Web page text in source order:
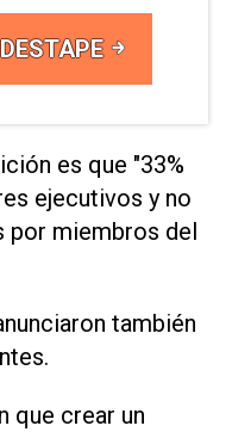
es que "33%
ejecutivos y no
por miembros del
también
que crear un